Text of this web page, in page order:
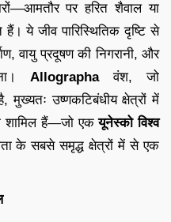
पर हरित शैवाल या
ये जीव पारिस्थितिक दृष्टि से
वायु प्रदूषण की निगरानी, और
Allographaवंश, जो
उष्णकटिबंधीय क्षेत्रों में
शामिल हैं—जो एकयूनेस्को विश्व
के सबसे समृद्ध क्षेत्रों में से एक